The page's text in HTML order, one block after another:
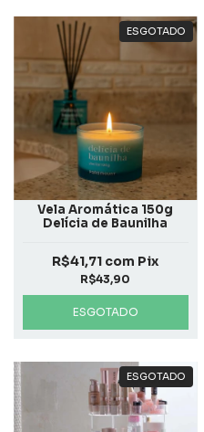
ESGOTADO
Vela Aromática 150g
Delícia de Baunilha
R$43,90
R$41,71 com Pix
ESGOTADO
ESGOTADO